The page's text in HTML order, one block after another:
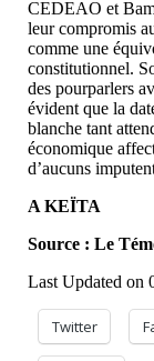
CEDEAO et
leur compromis
comme une
constitutionnel.
des pourparlers
évident que la
blanche tant
économique
d’aucuns
A KEÏTA
Source : Le
Last Updated on
Twitter